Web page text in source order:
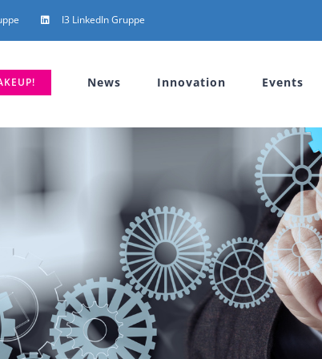
I3 LinkedIn Gruppe
News Innovation Events